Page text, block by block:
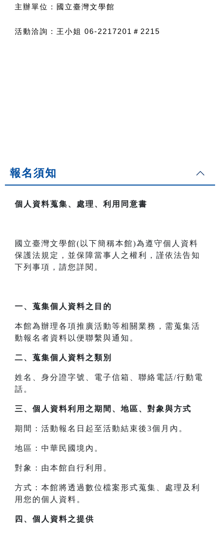
主辦單位：國立臺灣文學館
活動洽詢：王小姐 06-2217201＃2215
報名須知
個人資料蒐集、處理、利用同意書
國立臺灣文學館(以下簡稱本館)為遵守個人資料
保護法規定，並保障當事人之權利，謹依法告知
下列事項，請您詳閱。
一、 蒐集個人資料之目的
本館為辦理各項推廣活動等相關業務，需蒐集活
動報名者資料以便聯繫與通知。
二、 蒐集個人資料之類別
姓名、身分證字號、電子信箱、聯絡電話/行動電
話。
三、 個人資料利用之期間、地區、對象與方式
期間：活動報名日起至活動結束後3個月內。
地區：中華民國境內。
對象：由本館自行利用。
方式：本館將透過數位檔案形式蒐集、處理及利
用您的個人資料。
四、 個人資料之提供